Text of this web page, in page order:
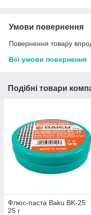
Умови повернення
Повернення товару
Всі умови повернення
Подібні товари
Флюс-паста Baku BK-25
25 г